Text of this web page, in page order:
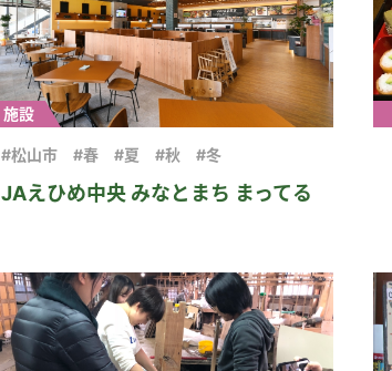
施設
JAえひめ中央 みなとまち まってる
#松山市 #春 #夏 #秋 #冬